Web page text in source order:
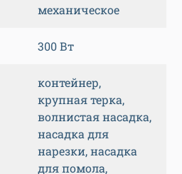
механическое
300 Вт
контейнер,
крупная терка,
волнистая насадка,
насадка для
нарезки, насадка
для помола,